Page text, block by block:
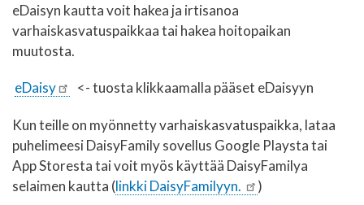
eDaisyn kautta voit hakea ja irtisanoa
varhaiskasvatuspaikkaa tai hakea hoitopaikan
muutosta.
eDaisy <- tuosta klikkaamalla pääset eDaisyyn
Kun teille on myönnetty varhaiskasvatuspaikka, lataa
puhelimeesi DaisyFamily sovellus Google Playsta tai
App Storesta tai voit myös käyttää DaisyFamilya
selaimen kautta (linkki DaisyFamilyyn. )